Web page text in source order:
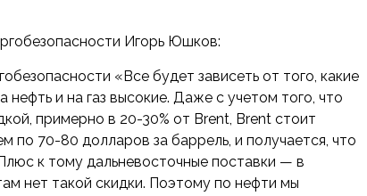
Игорь Юшков:
«Все будет зависеть от того, какие
и на газ высокие. Даже с учетом того, что
примерно в 20-30% от Brent, Brent стоит
70-80 долларов за баррель, и получается, что
к тому дальневосточные поставки — в
нет такой скидки. Поэтому по нефти мы